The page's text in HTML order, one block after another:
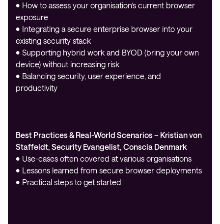
• How to assess your organisation’s current browser
exposure
• Integrating a secure enterprise browser into your
existing security stack
• Supporting hybrid work and BYOD (bring your own
device) without increasing risk
• Balancing security, user experience, and
productivity
Best Practices & Real-World Scenarios – Kristian von
Staffeldt, Security Evangelist, Conscia Denmark
• Use-cases often covered at various organisations
• Lessons learned from secure browser deployments
• Practical steps to get started